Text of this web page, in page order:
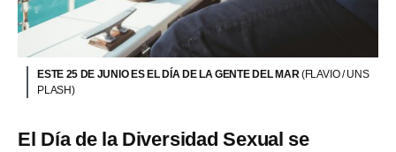
ESTE 25 DE JUNIO ES EL DÍA DE LA GENTE DEL MAR(FLAVIO / UNS
PLASH)
El Día de la Diversidad Sexual se